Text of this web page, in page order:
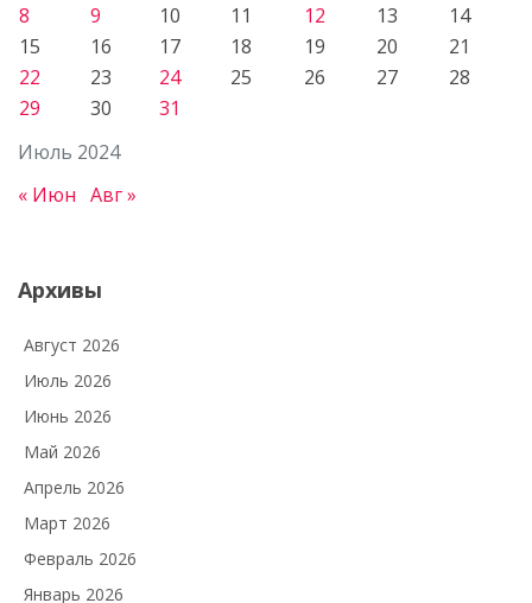
Июль 2024
8
9 10 11 12 13
14
15
16 17 18 19 20
21
22
23 24 25 26 27
28
29
30 31
« Июн Авг »
Архивы
Август 2026
Июль 2026
Июнь 2026
Май 2026
Апрель 2026
Март 2026
Февраль 2026
Январь 2026